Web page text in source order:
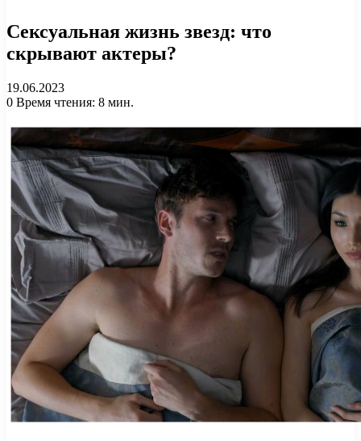
Сексуальная жизнь звезд: что
скрывают актеры?
19.06.2023
0 Время чтения: 8 мин.